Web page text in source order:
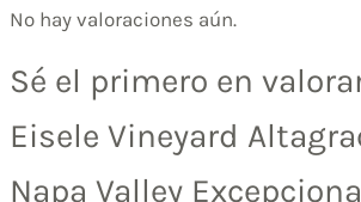
No hay valoraciones aún.
Sé el primero en
Eisele Vineyard
Napa Valley